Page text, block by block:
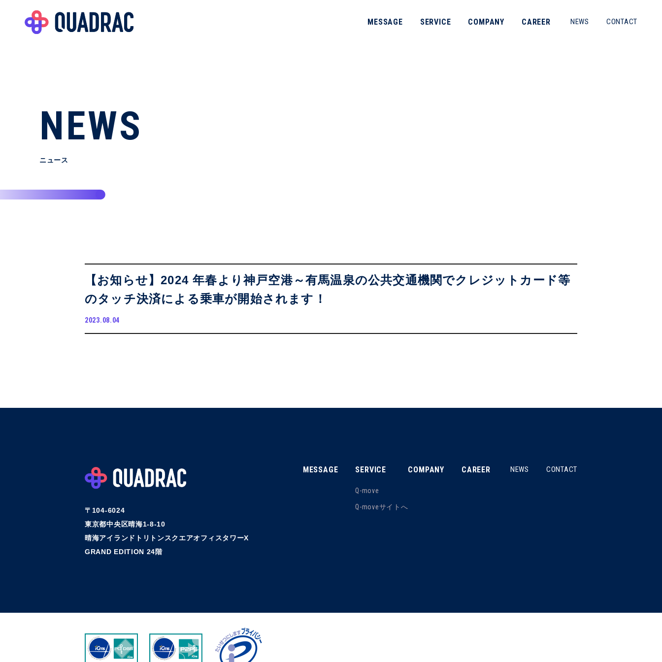
MESSAGE SERVICE COMPANY CAREER NEWS CONTACT
NEWS
ニュース
【お知らせ】2024 年春より神戸空港～有馬温泉の公共交通機関でクレジットカード等
のタッチ決済による乗車が開始されます！
2023.08.04
〒104-6024
東京都中央区晴海1-8-10
晴海アイランドトリトンスクエアオフィスタワーX
GRAND EDITION 24階
MESSAGE SERVICE
Q-move
Q-moveサイトへ
COMPANY CAREER NEWS CONTACT